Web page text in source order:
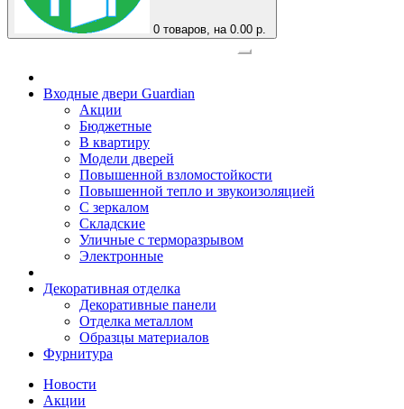
0 товаров, на 0.00 р.
Входные двери Guardian
Акции
Бюджетные
В квартиру
Модели дверей
Повышенной взломостойкости
Повышенной тепло и звукоизоляцией
С зеркалом
Складские
Уличные с терморазрывом
Электронные
Декоративная отделка
Декоративные панели
Отделка металлом
Образцы материалов
Фурнитура
Новости
Акции